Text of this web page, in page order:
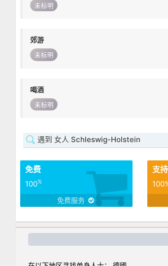
未标明
郊游
未标明
喝酒
未标明
遇到 女人 Schleswig-Holstein
免费
100%
免费服务
支持